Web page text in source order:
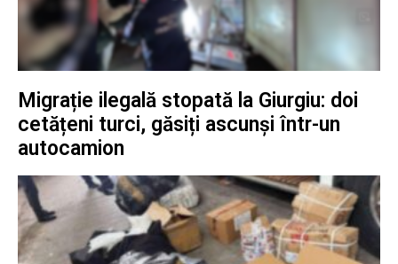
Migrație ilegală stopată la Giurgiu: doi
cetățeni turci, găsiți ascunși într-un
autocamion